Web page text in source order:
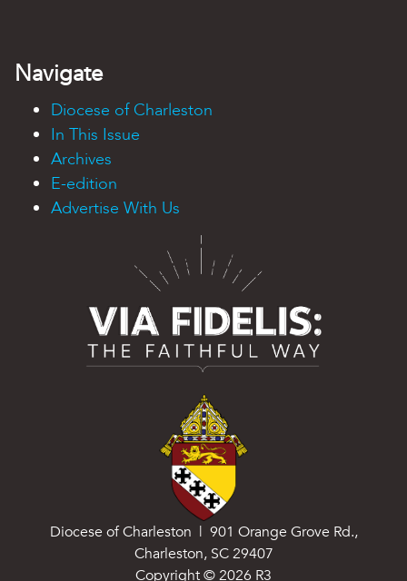
Navigate
Diocese of Charleston
In This Issue
Archives
E-edition
Advertise With Us
Diocese of Charleston | 901 Orange Grove Rd.,
Charleston, SC 29407
Copyright ©2026 R3